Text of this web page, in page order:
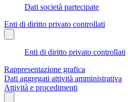
Dati società partecipate
Enti di diritto privato controllati
Enti di diritto privato controllati
Rappresentazione grafica
Dati aggregati attività amministrativa
Attività e procedimenti